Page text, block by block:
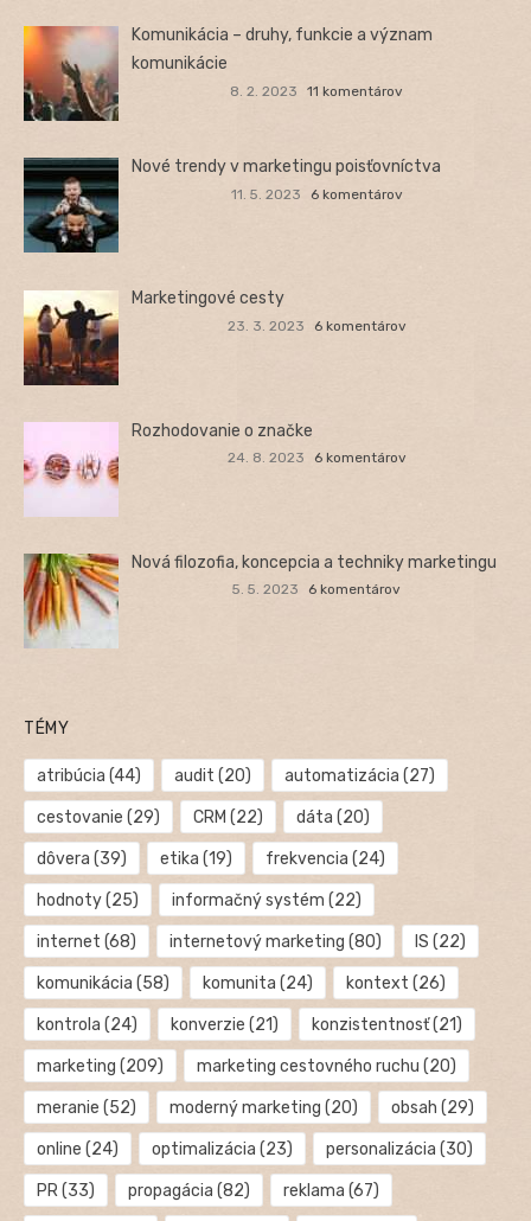
Komunikácia – druhy, funkcie a význam
komunikácie
8. 2. 2023 11 komentárov
Nové trendy v marketingu poisťovníctva
11. 5. 2023 6 komentárov
Marketingové cesty
23. 3. 2023 6 komentárov
Rozhodovanie o značke
24. 8. 2023 6 komentárov
Nová filozofia, koncepcia a techniky marketingu
5. 5. 2023 6 komentárov
TÉMY
atribúcia (44) audit (20) automatizácia (27)
cestovanie (29) CRM (22) dáta (20)
dôvera (39) etika (19) frekvencia (24)
hodnoty(25) informačný systém (22)
internet (68) internetový marketing (80) IS (22)
komunikácia (58) komunita (24) kontext (26)
kontrola (24) konverzie (21) konzistentnosť(21)
marketing (209) marketing cestovného ruchu (20)
meranie (52) moderný marketing (20) obsah (29)
online (24) optimalizácia (23) personalizácia (30)
PR(33) propagácia (82) reklama (67)